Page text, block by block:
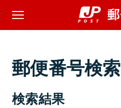
郵便番号検索
検索結果